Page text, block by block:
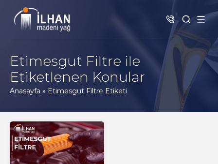
Etimesgut Filtre ile
Etiketlenen Konular
Anasayfa » Etimesgut Filtre Etiketi